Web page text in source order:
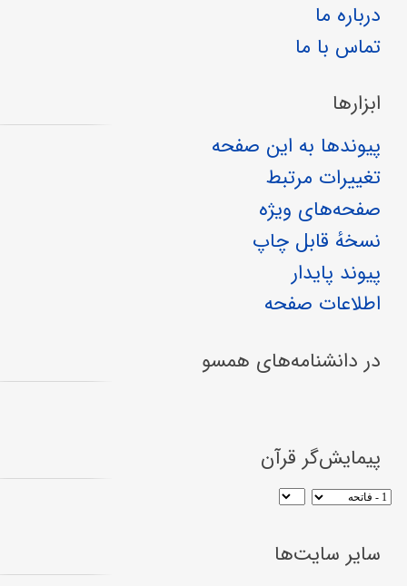
درباره ما
تماس با ما
ابزارها
پیوندها به این صفحه
تغییرات مرتبط
صفحه‌های ویژه
نسخهٔ قابل چاپ
پیوند پایدار
اطلاعات صفحه
در دانشنامه‌های همسو
پیمایش‌گر قرآن
سایر سایت‌ها